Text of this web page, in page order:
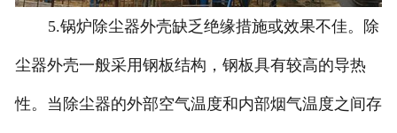
5.锅炉除尘器外壳缺乏绝缘措施或效果不佳。除
尘器外壳一般采用钢板结构，钢板具有较高的导热
性。当除尘器的外部空气温度和内部烟气温度之间存